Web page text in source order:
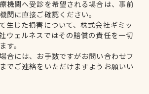
機関へ受診を希望される場合は、事前
関に直接ご確認ください。
生じた損害について、株式会社ギミッ
ウェルネスではその賠償の責任を一切
す。
合には、お手数ですがお問い合わせフ
でご連絡をいただけますようお願いい